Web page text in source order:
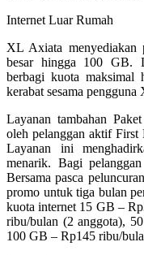
Internet Luar Rumah
XL Axiata menyediakan
besar hingga 100 GB.
berbagi kuota maksimal
kerabat sesama pengguna
Layanan tambahan
oleh pelanggan aktif First
Layanan ini
menarik. Bagi
Bersama pasca
promo untuk tiga bulan
kuota internet 15 GB –
ribu/bulan (2 anggota),
100 GB – Rp145 ribu/